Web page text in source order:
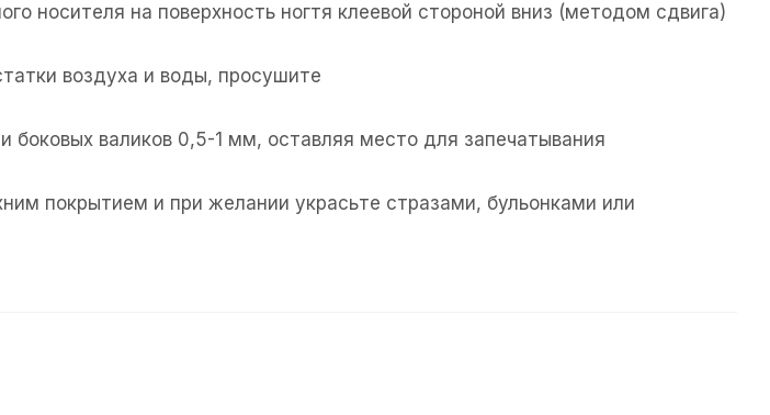
носителя на поверхность ногтя клеевой стороной вниз (методом сдвига)
воздуха и воды, просушите
боковых валиков 0,5-1 мм, оставляя место для запечатывания
покрытием и при желании украсьте стразами, бульонками или